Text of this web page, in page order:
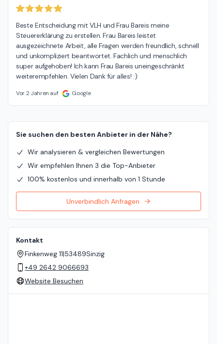
Beste Entscheidung mit VLH und Frau Bareis meine
Steuererklärung zu erstellen. Frau Bareis leistet
ausgezeichnete Arbeit, alle Fragen werden freundlich, schnell
und unkompliziert beantwortet. Fachlich und menschlich
super aufgehoben! Ich kann Frau Bareis uneingeschränkt
weiterempfehlen. Vielen Dank für alles! :)
Vor 2 Jahren auf Google
Sie suchen den besten Anbieter in der Nähe?
Wir analysieren & vergleichen Bewertungen
Wir empfehlen Ihnen 3 die Top-Anbieter
100% kostenlos und innerhalb von 1 Stunde
Unverbindlich Anfragen
Kontakt
Finkenweg 11|53489Sinzig
+49 2642 9066693
Website Besuchen